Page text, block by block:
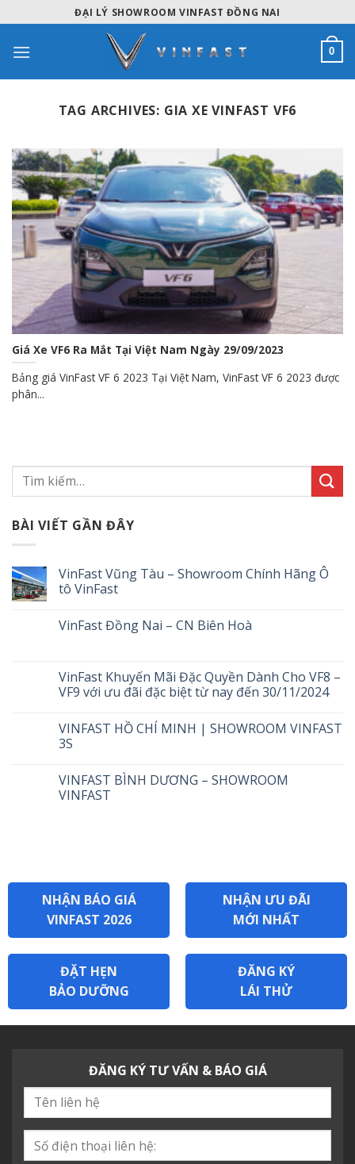
to
content
ĐẠI LÝ SHOWROOM VINFAST ĐỒNG NAI
0
TAG ARCHIVES: GIA XE VINFAST VF6
Giá Xe VF6 Ra Mắt Tại Việt Nam Ngày 29/09/2023
Bảng giá VinFast VF 6 2023 Tại Việt Nam, VinFast VF 6 2023 được
phân...
BÀI VIẾT GẦN ĐÂY
VinFast Vũng Tàu – Showroom Chính Hãng Ô
tô VinFast
VinFast Đồng Nai – CN Biên Hoà
VinFast Khuyến Mãi Đặc Quyền Dành Cho VF8 –
VF9 với ưu đãi đặc biệt từ nay đến 30/11/2024
VINFAST HỒ CHÍ MINH | SHOWROOM VINFAST
3S
VINFAST BÌNH DƯƠNG – SHOWROOM
VINFAST
NHẬN BÁO GIÁ
VINFAST 2026
NHẬN ƯU ĐÃI
MỚI NHẤT
ĐẶT HẸN
BẢO DƯỠNG
ĐĂNG KÝ
LÁI THỬ
ĐĂNG KÝ TƯ VẤN & BÁO GIÁ